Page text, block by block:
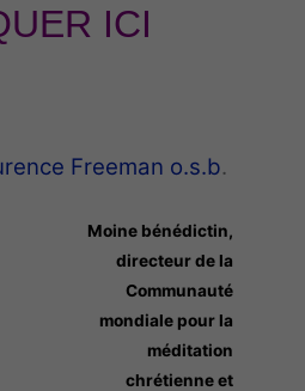
ICI
Freeman o.s.b.
Moine bénédictin,
directeur de la
Communauté
mondiale pour la
méditation
chrétienne et